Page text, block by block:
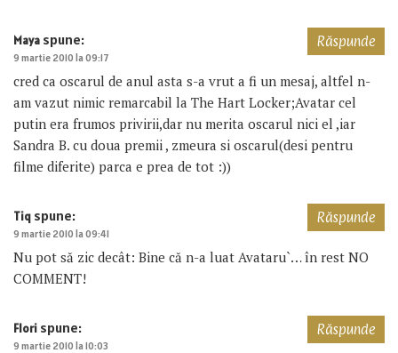
Maya spune:
9 martie 2010 la 09:17
cred ca oscarul de anul asta s-a vrut a fi un mesaj, altfel n-
am vazut nimic remarcabil la The Hart Locker;Avatar cel
putin era frumos privirii,dar nu merita oscarul nici el ,iar
Sandra B. cu doua premii , zmeura si oscarul(desi pentru
filme diferite) parca e prea de tot :))
Răspunde
Tiq spune:
9 martie 2010 la 09:41
Nu pot să zic decât: Bine că n-a luat Avataru`… în rest NO
COMMENT!
Răspunde
Flori spune:
9 martie 2010 la 10:03
Răspunde